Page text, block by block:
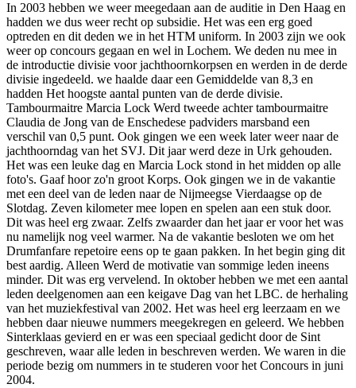
In 2003 hebben we weer meegedaan aan de auditie in Den Haag en
hadden we dus weer recht op subsidie. Het was een erg goed
optreden en dit deden we in het HTM uniform. In 2003 zijn we ook
weer op concours gegaan en wel in Lochem. We deden nu mee in
de introductie divisie voor jachthoornkorpsen en werden in de derde
divisie ingedeeld. we haalde daar een Gemiddelde van 8,3 en
hadden Het hoogste aantal punten van de derde divisie.
Tambourmaitre Marcia Lock Werd tweede achter tambourmaitre
Claudia de Jong van de Enschedese padviders marsband een
verschil van 0,5 punt. Ook gingen we een week later weer naar de
jachthoorndag van het SVJ. Dit jaar werd deze in Urk gehouden.
Het was een leuke dag en Marcia Lock stond in het midden op alle
foto's. Gaaf hoor zo'n groot Korps. Ook gingen we in de vakantie
met een deel van de leden naar de Nijmeegse Vierdaagse op de
Slotdag. Zeven kilometer mee lopen en spelen aan een stuk door.
Dit was heel erg zwaar. Zelfs zwaarder dan het jaar er voor het was
nu namelijk nog veel warmer. Na de vakantie besloten we om het
Drumfanfare repetoire eens op te gaan pakken. In het begin ging dit
best aardig. Alleen Werd de motivatie van sommige leden ineens
minder. Dit was erg vervelend. In oktober hebben we met een aantal
leden deelgenomen aan een keigave Dag van het LBC. de herhaling
van het muziekfestival van 2002. Het was heel erg leerzaam en we
hebben daar nieuwe nummers meegekregen en geleerd. We hebben
Sinterklaas gevierd en er was een speciaal gedicht door de Sint
geschreven, waar alle leden in beschreven werden. We waren in die
periode bezig om nummers in te studeren voor het Concours in juni
2004.